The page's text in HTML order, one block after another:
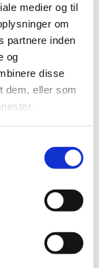
medier og til
om
partnere inden
og
disse
dem, eller som